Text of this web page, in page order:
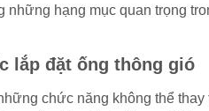
những hạng mục quan trọng
lắp đặt ống thông gió
chức năng không thể